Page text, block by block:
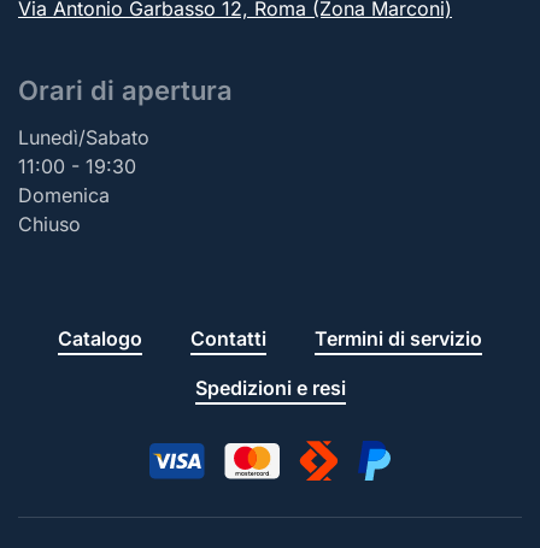
Via Antonio Garbasso 12, Roma (Zona Marconi)
Orari di apertura
Lunedì/Sabato
11:00 - 19:30
Domenica
Chiuso
Catalogo Contatti Termini di servizio
Spedizioni e resi